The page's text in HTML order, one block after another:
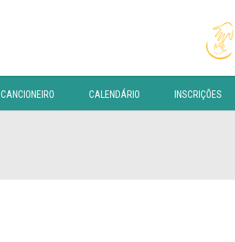
CANCIONEIRO CALENDÁRIO INSCRIÇÕES